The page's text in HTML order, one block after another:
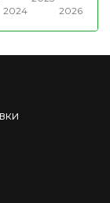
2024
2026